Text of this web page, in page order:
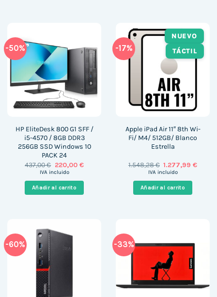
-50%
HP EliteDesk 800 G1 SFF /
i5-4570 / 8GB DDR3
256GB SSD Windows 10
PACK 24
437,00€ El
precio
era:
437,00 €.
220,00 €El
es:
220,00 €.
IVA incluido
Añadir al carrito
-17%
NUEVO
TÁCTIL
Apple iPad Air 11″ 8th Wi-
Fi/ M4/ 512GB/ Blanco
Estrella
1.548,28€ El
precio
era:
1.548,28 €.
1.277,99€El
IVA incluido
Añadir al carrito
-60% -33%